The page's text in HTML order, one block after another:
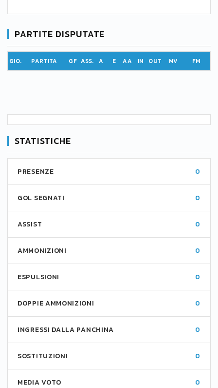
PARTITE DISPUTATE
GIO. PARTITA GF ASS. A E AA IN OUT MV FM
STATISTICHE
PRESENZE 0
GOL SEGNATI 0
ASSIST 0
AMMONIZIONI 0
ESPULSIONI 0
DOPPIE AMMONIZIONI 0
INGRESSI DALLA PANCHINA 0
SOSTITUZIONI 0
MEDIA VOTO 0